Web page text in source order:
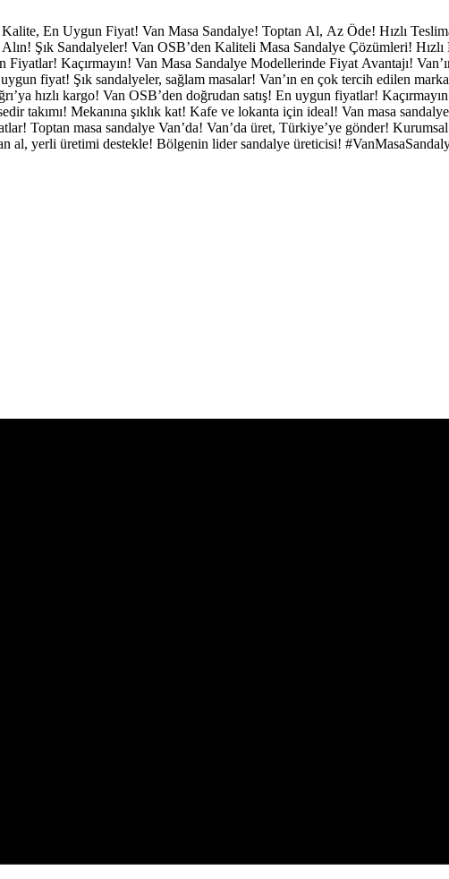
En Uygun Fiyat! Van Masa Sandalye! Toptan Al, Az Öde! Hızlı
Alın! Şık Sandalyeler! Van OSB’den Kaliteli Masa Sandalye Çözümleri!
Fiyatlar! Kaçırmayın! Van Masa Sandalye Modellerinde Fiyat Avantajı!
uygun fiyat! Şık sandalyeler, sağlam masalar! Van’ın en çok tercih edilen
hızlı kargo! Van OSB’den doğrudan satış! En uygun fiyatlar!
takımı! Mekanına şıklık kat! Kafe ve lokanta için ideal! Van masa
Toptan masa sandalye Van’da! Van’da üret, Türkiye’ye gönder!
al, yerli üretimi destekle! Bölgenin lider sandalye üreticisi!